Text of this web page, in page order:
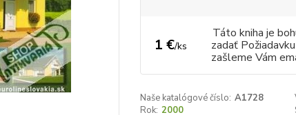
1 €/ks
Táto kniha je
zadať
zašleme Vám
Naše katalógové číslo: A1728
Rok: 2000